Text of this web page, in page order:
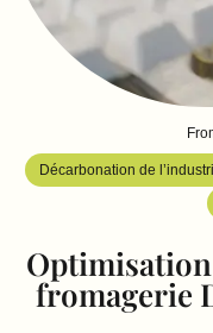
Décarbonation de
fromagerie